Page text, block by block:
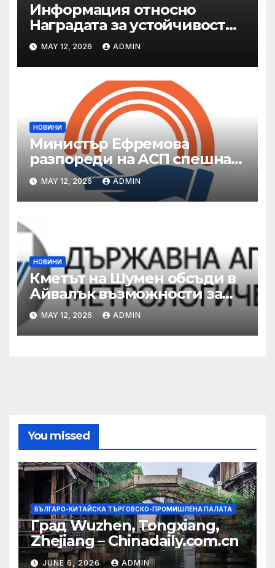
Информация относно
Наградата за устойчивост
на ОАЕ „Зайед“
MAY 12, 2026 ADMIN
НОВИНИ
Министър Ефремова
разпореди на АСП спешна
готовност за оказване на
подкрепа на пострадали от
валежи и градушки
MAY 12, 2026 ADMIN
НОВИНИ
Кметът на Шумен обсъди в
Айвалък възможности за
сътрудничество с турската
община
MAY 12, 2026 ADMIN
You missed
БЪЛГАРО-КИТАЙСКА ТЪРГОВСКО-ПРОМИШЛЕНА ПАЛАТА
Град Wuzhen, Tongxiang,
Zhejiang – Chinadaily.com.cn
JUNE 6, 2026 ADMIN